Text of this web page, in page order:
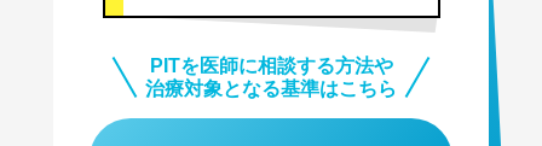
PITを医師に相談する方法や
治療対象となる基準はこちら